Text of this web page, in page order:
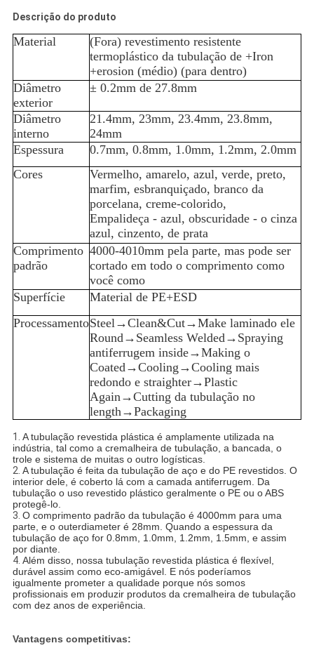
Descrição do produto
Material
(Fora) revestimento resistente
termoplástico da tubulação de +Iron
+erosion (médio) (para dentro)
Diâmetro
exterior
± 0.2mm de 27.8mm
Diâmetro
interno
21.4mm, 23mm, 23.4mm, 23.8mm,
24mm
Espessura
0.7mm, 0.8mm, 1.0mm, 1.2mm, 2.0mm
Cores
Vermelho, amarelo, azul, verde, preto,
marfim, esbranquiçado, branco da
porcelana, creme-colorido,
Empalideça - azul, obscuridade - o cinza
azul, cinzento, de prata
Comprimento
padrão
4000-4010mm pela parte, mas pode ser
cortado em todo o comprimento como
você como
Superfície
Material de PE+ESD
ProcessamentoSteel→Clean&Cut→Make laminado ele
Round→Seamless Welded→Spraying
antiferrugem inside→Making o
Coated→Cooling→Cooling mais
redondo e straighter→Plastic
Again→Cutting da tubulação no
length→Packaging
1. A tubulação revestida plástica é amplamente utilizada na
indústria, tal como a cremalheira de tubulação, a bancada, o
trole e sistema de muitas o outro logísticas.
2. A tubulação é feita da tubulação de aço e do PE revestidos. O
interior dele, é coberto lá com a camada antiferrugem. Da
tubulação o uso revestido plástico geralmente o PE ou o ABS
protegê-lo.
3. O comprimento padrão da tubulação é 4000mm para uma
parte, e o outerdiameter é 28mm. Quando a espessura da
tubulação de aço for 0.8mm, 1.0mm, 1.2mm, 1.5mm, e assim
por diante.
4. Além disso, nossa tubulação revestida plástica é flexível,
durável assim como eco-amigável. E nós poderíamos
igualmente prometer a qualidade porque nós somos
profissionais em produzir produtos da cremalheira de tubulação
com dez anos de experiência.
Vantagens competitivas: